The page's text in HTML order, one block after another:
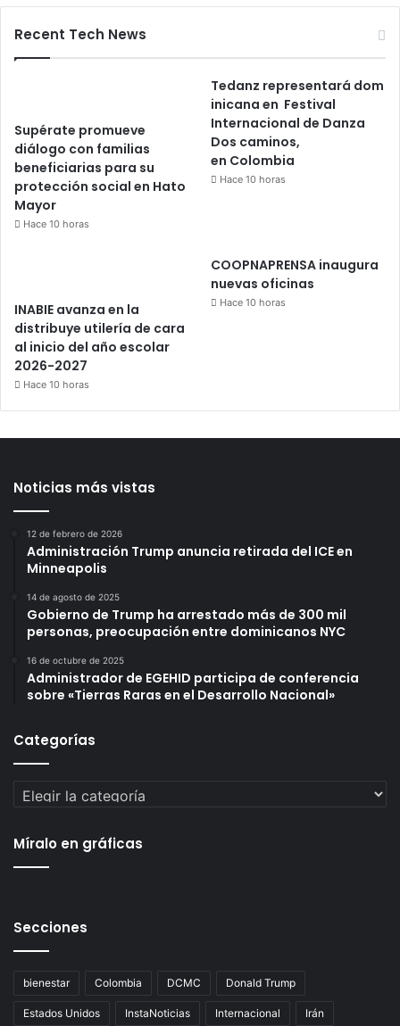
Recent Tech News
Supérate promueve
diálogo con familias
beneficiarias para su
protección social en Hato
Mayor
Hace 10 horas
Tedanz representará dom
inicana en Festival
Internacional de Danza
Dos caminos,
en Colombia
Hace 10 horas
INABIE avanza en la
distribuye utilería de cara
al inicio del año escolar
2026-2027
Hace 10 horas
COOPNAPRENSA inaugura
nuevas oficinas
Hace 10 horas
Noticias más vistas
12 de febrero de 2026
Administración Trump anuncia retirada del ICE en
Minneapolis
14 de agosto de 2025
Gobierno de Trump ha arrestado más de 300 mil
personas, preocupación entre dominicanos NYC
16 de octubre de 2025
Administrador de EGEHID participa de conferencia
sobre «Tierras Raras en el Desarrollo Nacional»
Categorías
Categorías
Míralo en gráficas
Secciones
bienestar Colombia DCMC Donald Trump
Estados Unidos InstaNoticias Internacional Irán